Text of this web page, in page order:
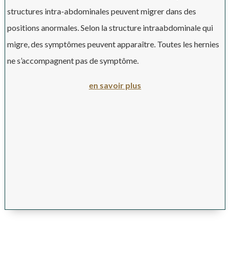
structures intra-abdominales peuvent migrer dans des
positions anormales. Selon la structure intraabdominale qui
migre, des symptômes peuvent apparaître. Toutes les hernies
ne s’accompagnent pas de symptôme.
en savoir plus